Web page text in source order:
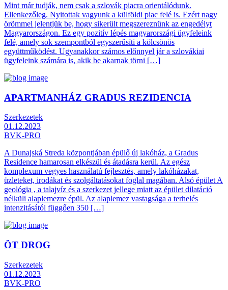
Mint már tudják, nem csak a szlovák piacra orientálódunk.
Ellenkezőleg. Nyitottak vagyunk a külföldi piac felé is. Ezért nagy
örömmel jelentjük be, hogy sikerült megszereznünk az engedélyt
Magyarországon. Ez egy pozitív lépés magyarországi ügyfeleink
felé, amely sok szempontból egyszerűsíti a kölcsönös
együttműködést. Ugyanakkor számos előnnyel jár a szlovákiai
ügyfeleink számára is, akik be akarnak törni […]
APARTMANHÁZ GRADUS REZIDENCIA
Szerkezetek
01.12.2023
BVK-PRO
A Dunajská Streda központjában épülő új lakóház, a Gradus
Residence hamarosan elkészül és átadásra kerül. Az egész
komplexum vegyes használatú fejlesztés, amely lakóházakat,
üzleteket, irodákat és szolgáltatásokat foglal magában. Alsó épület A
geológia , a talajvíz és a szerkezet jellege miatt az épület dilatáció
nélküli alaplemezre épül. Az alaplemez vastagsága a terhelés
intenzitásától függően 350 […]
ÖT DROG
Szerkezetek
01.12.2023
BVK-PRO